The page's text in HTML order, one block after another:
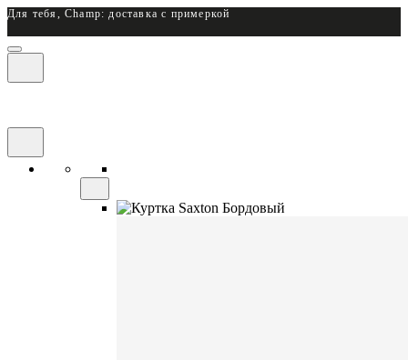
Для тебя, Champ: доставка с примеркой